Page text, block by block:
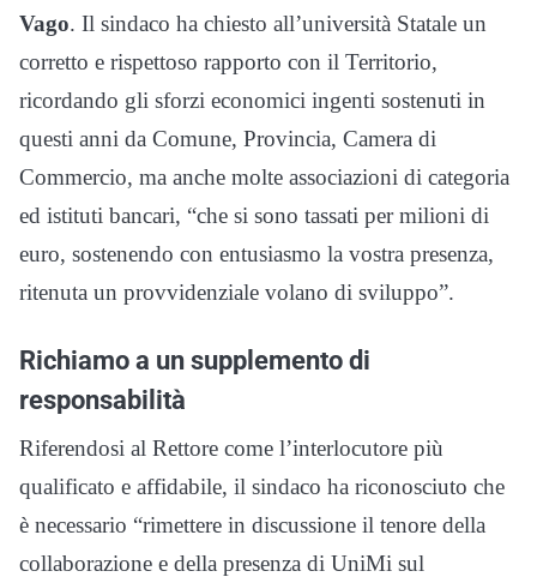
Vago. Il sindaco ha chiesto all’università Statale un
corretto e rispettoso rapporto con il Territorio,
ricordando gli sforzi economici ingenti sostenuti in
questi anni da Comune, Provincia, Camera di
Commercio, ma anche molte associazioni di categoria
ed istituti bancari, “che si sono tassati per milioni di
euro, sostenendo con entusiasmo la vostra presenza,
ritenuta un provvidenziale volano di sviluppo”.
Richiamo a un supplemento di
responsabilità
Riferendosi al Rettore come l’interlocutore più
qualificato e affidabile, il sindaco ha riconosciuto che
è necessario “rimettere in discussione il tenore della
collaborazione e della presenza di UniMi sul